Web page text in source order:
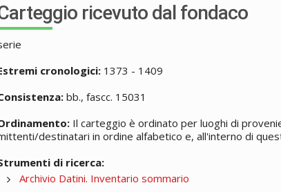
ricevuto dal fondaco
cronologici: 1373 - 1409
bb., fascc. 15031
Il carteggio è ordinato per luoghi di
destinatari in ordine alfabetico e, all'interno di
di ricerca:
Archivio Datini. Inventario sommario